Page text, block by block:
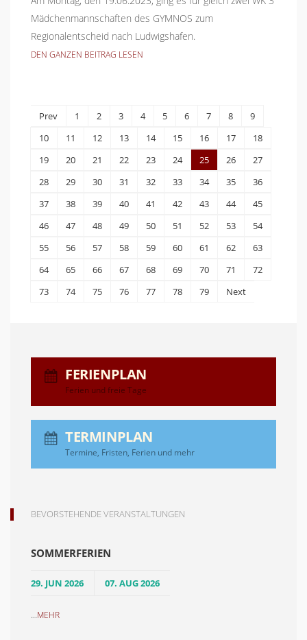
Mädchenmannschaften des GYMNOS zum
Regionalentscheid nach Ludwigshafen.
DEN GANZEN BEITRAG LESEN
Prev 1 2 3 4 5 6 7 8
9
10
11 12 13 14 15 16 17
18
19
20 21 22 23 24 25 26
27
28
29 30 31 32 33 34 35
36
37
38 39 40 41 42 43 44
45
46
47 48 49 50 51 52 53
54
55
56 57 58 59 60 61 62
63
64
65 66 67 68 69 70 71
72
73
74 75 76 77 78 79 Next
FERIENPLAN
Ferien und freie Tage
TERMINPLAN
Termine, Fristen, Ferien und mehr
BEVORSTEHENDE VERANSTALTUNGEN
SOMMERFERIEN
29. JUN 2026 07. AUG 2026
...MEHR